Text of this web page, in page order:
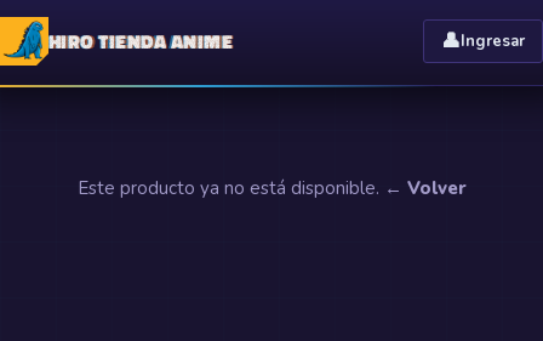
HIRO TIENDA ANIME 👤Ingresar
Este producto ya no está disponible. ← Volver